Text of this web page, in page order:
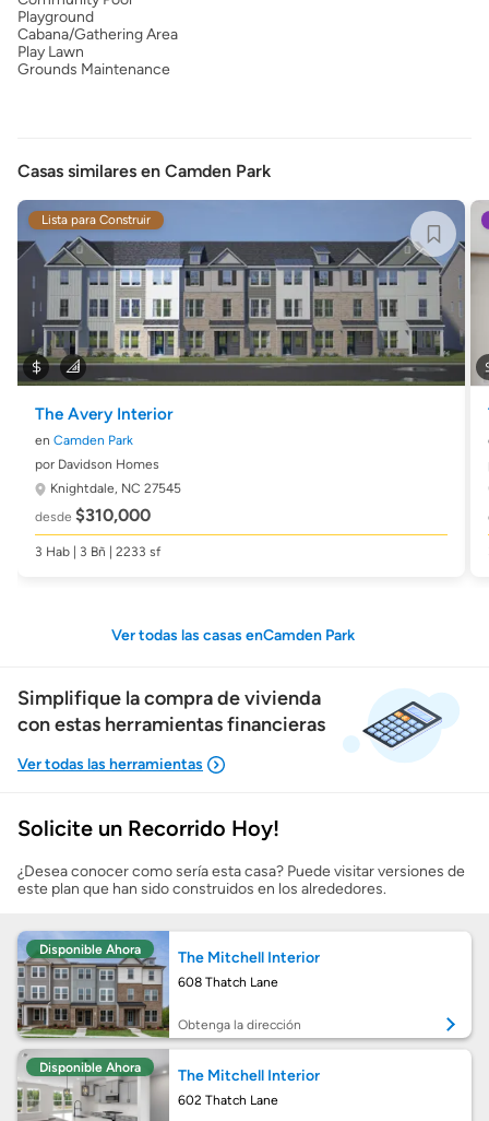
Playground
Cabana/Gathering Area
Play Lawn
Grounds Maintenance
Casas similares en Camden Park
Lista para Construir
The Avery Interior
en Camden Park
por Davidson Homes
Knightdale, NC 27545
desde $310,000
3 Hab | 3 Bñ | 2233 sf
Ver todas las casas enCamden Park
Simplifique la compra de vivienda
con estas herramientas financieras
Mostrarme lo que puedo pagar
Costos casa nueva vs. usada
Obtener mi puntaje de crédito
Calcular mi hipoteca
Obtener Aprobación Previa
Solicite un Recorrido Hoy!
¿Desea conocer como sería esta casa? Puede visitar versiones de
este plan que han sido construidos en los alrededores.
Disponible Ahora The Mitchell Interior
608 Thatch Lane
Obtenga la dirección
Disponible Ahora The Mitchell Interior
602 Thatch Lane